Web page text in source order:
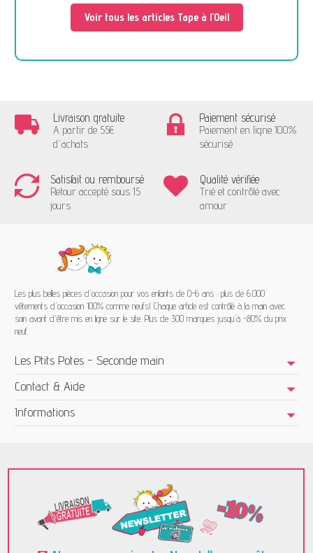
Voir tous les articles Tape à l'Oeil
Livraison gratuite
A partir de 55€
d'achats
Paiement sécurisé
Paiement en ligne 100%
sécurisé
Satisfait ou remboursé
Retour accepté sous 15
jours
Qualité vérifiée
Trié et contrôlé avec
amour
Les plus belles pièces d'occasion pour vos enfants de 0-6 ans : plus de 6.000
vêtements d'occasion 100% comme neufs! Chaque article est contrôlé à la main avec
soin avant d'être mis en ligne sur le site. Plus de 300 marques jusqu'à -80% du prix
neuf.
Les Ptits Potes - Seconde main
Contact & Aide
Informations